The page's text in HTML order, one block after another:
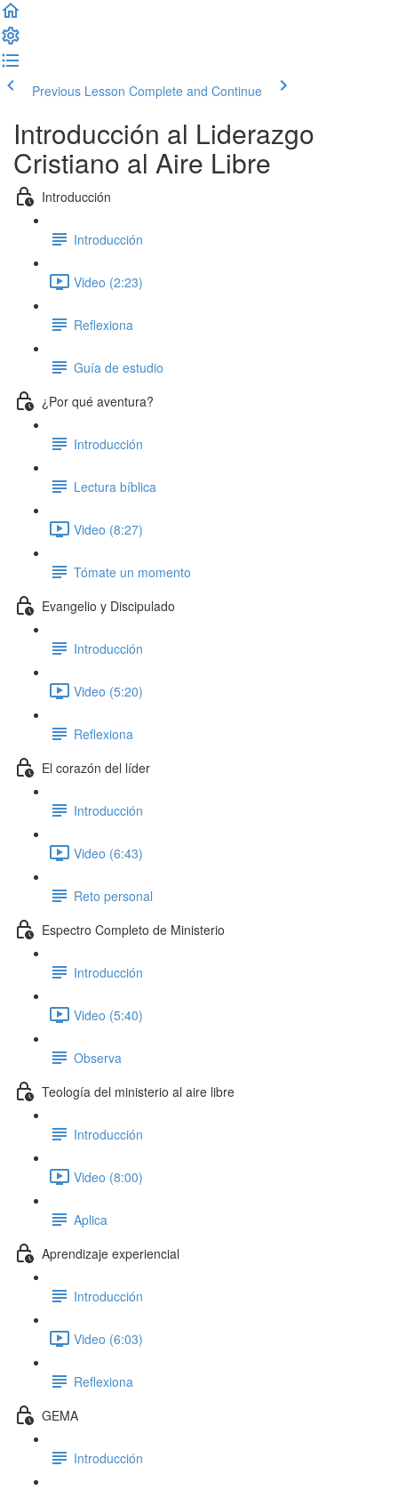
Previous Lesson Complete and Continue
Introducción al Liderazgo
Cristiano al Aire Libre
Introducción
Introducción
Video (2:23)
Reflexiona
Guía de estudio
¿Por qué aventura?
Introducción
Lectura bíblica
Video (8:27)
Tómate un momento
Evangelio y Discipulado
Introducción
Video (5:20)
Reflexiona
El corazón del líder
Introducción
Video (6:43)
Reto personal
Espectro Completo de Ministerio
Introducción
Video (5:40)
Observa
Teología del ministerio al aire libre
Introducción
Video (8:00)
Aplica
Aprendizaje experiencial
Introducción
Video (6:03)
Reflexiona
GEMA
Introducción